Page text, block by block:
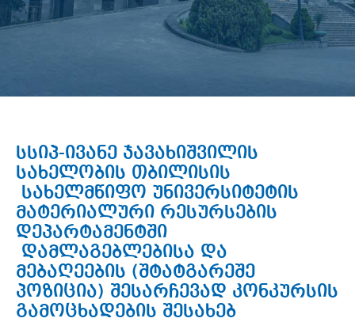
სსიპ-ივანე ჯავახიშვილის
სახელობის თბილისის
სახელმწიფო უნივერსიტეტის
მატერიალური რესურსების
დეპარტამენტში
დამლაგებლებისა და
მებაღეების (შტატგარეშე
პოზიცია) შესარჩევად კონკურსის
გამოცხადების შესახებ